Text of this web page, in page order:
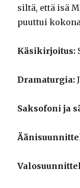
siltä, että isä
puuttui
Käsikirjoitus:
Dramaturgia:
Saksofoni ja